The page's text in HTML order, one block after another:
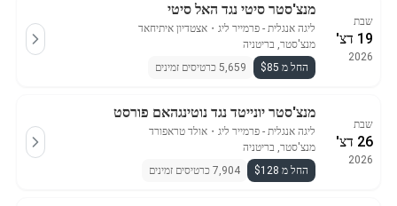
שבת
19 דצ'
2026
מנצ'סטר סיטי נגד האל סיטי
ליגה אנגלית - פרמייר ליג ・ אצטדיון איתיחאד
מנצ'סטר, בריטניה
החל מ $85
5,659 כרטיסים זמינים
שבת
26 דצ'
2026
מנצ'סטר יונייטד נגד נוטינגהאם פורסט
ליגה אנגלית - פרמייר ליג ・ אולד טראפורד
מנצ'סטר, בריטניה
החל מ $128
7,904 כרטיסים זמינים